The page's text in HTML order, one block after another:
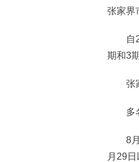
张家界
自
期和3
张家
多名
8月3
月29